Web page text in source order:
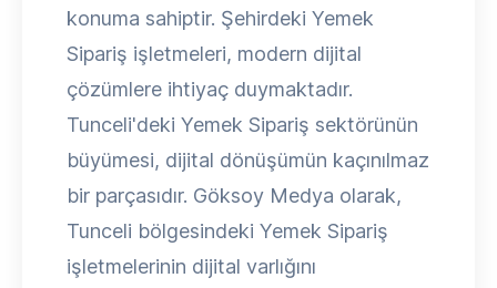
konuma sahiptir. Şehirdeki Yemek
Sipariş işletmeleri, modern dijital
çözümlere ihtiyaç duymaktadır.
Tunceli'deki Yemek Sipariş sektörünün
büyümesi, dijital dönüşümün kaçınılmaz
bir parçasıdır. Göksoy Medya olarak,
Tunceli bölgesindeki Yemek Sipariş
işletmelerinin dijital varlığını